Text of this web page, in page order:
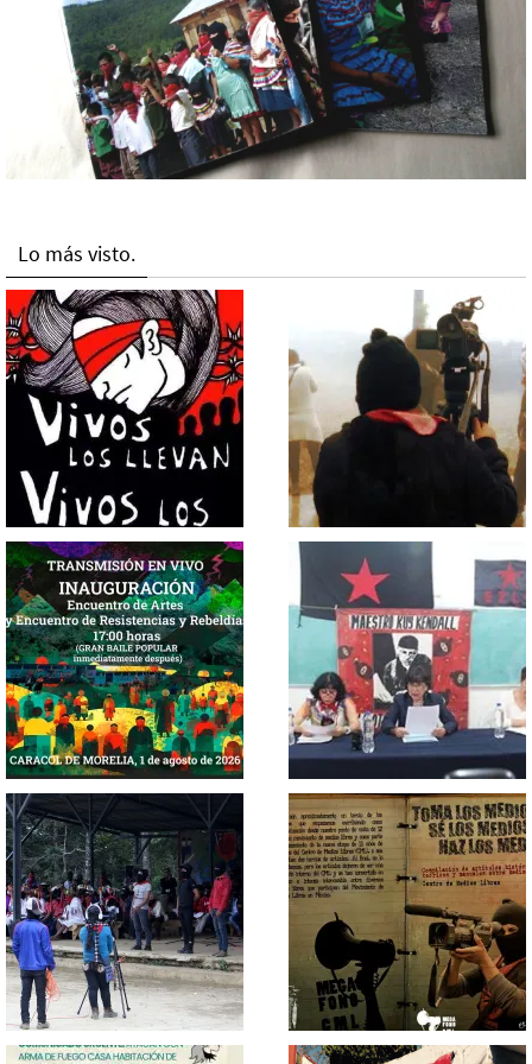
Lo más visto.